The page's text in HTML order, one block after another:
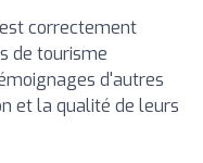
correctement
de tourisme
d'autres
et la qualité de leurs